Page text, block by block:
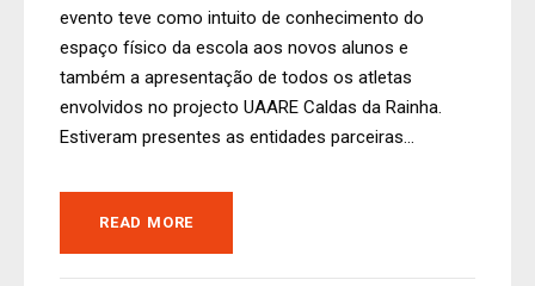
evento teve como intuito de conhecimento do
espaço físico da escola aos novos alunos e
também a apresentação de todos os atletas
envolvidos no projecto UAARE Caldas da Rainha.
Estiveram presentes as entidades parceiras...
READ MORE